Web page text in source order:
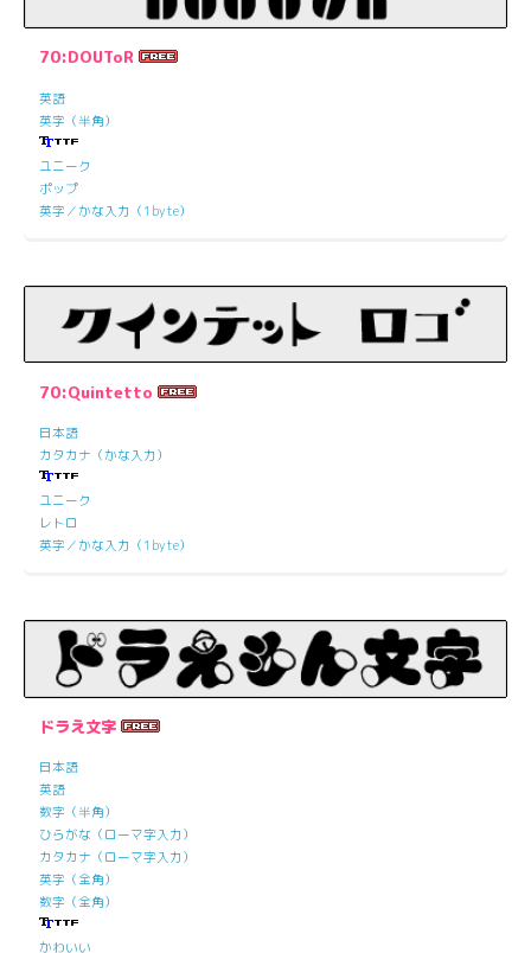
70:DOUToR
英語
英字（半角）
ユニーク
ポップ
英字／かな入力（1byte）
70:Quintetto
日本語
カタカナ（かな入力）
ユニーク
レトロ
英字／かな入力（1byte）
ドラえ文字
日本語
英語
数字（半角）
ひらがな（ローマ字入力）
カタカナ（ローマ字入力）
英字（全角）
数字（全角）
かわいい